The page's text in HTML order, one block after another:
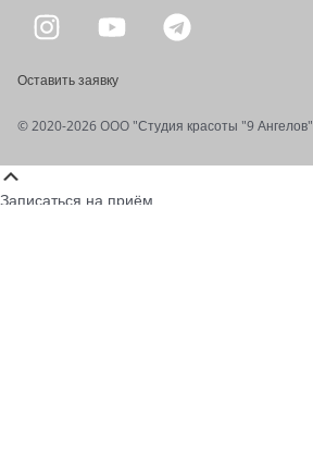
Оставить заявку
© 2020-2026 OOO "Студия красоты "9 Ангелов"
Записаться на приём